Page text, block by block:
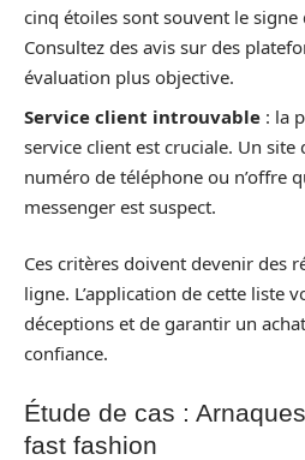
cinq étoiles sont souvent le signe
Consultez des avis sur des
évaluation plus objective.
Service client introuvable : la
service client est cruciale. Un site
numéro de téléphone ou n’offre
messenger est suspect.
Ces critères doivent devenir des
ligne. L’application de cette liste
déceptions et de garantir un
confiance.
Étude de cas :
fast fashion